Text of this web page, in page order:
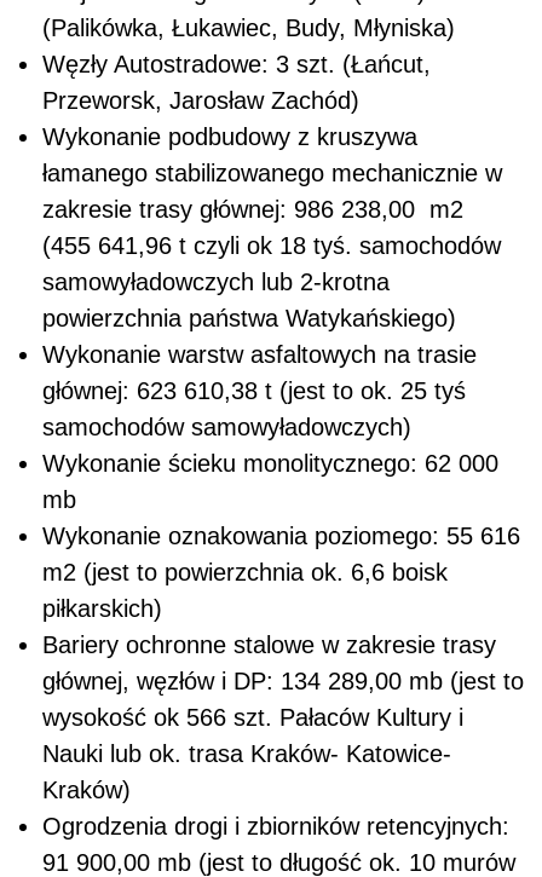
(Palikówka, Łukawiec, Budy, Młyniska)
Węzły Autostradowe: 3 szt. (Łańcut,
Przeworsk, Jarosław Zachód)
Wykonanie podbudowy z kruszywa
łamanego stabilizowanego mechanicznie w
zakresie trasy głównej: 986 238,00 m2
(455 641,96 t czyli ok 18 tyś. samochodów
samowyładowczych lub 2-krotna
powierzchnia państwa Watykańskiego)
Wykonanie warstw asfaltowych na trasie
głównej: 623 610,38 t (jest to ok. 25 tyś
samochodów samowyładowczych)
Wykonanie ścieku monolitycznego: 62 000
mb
Wykonanie oznakowania poziomego: 55 616
m2 (jest to powierzchnia ok. 6,6 boisk
piłkarskich)
Bariery ochronne stalowe w zakresie trasy
głównej, węzłów i DP: 134 289,00 mb (jest to
wysokość ok 566 szt. Pałaców Kultury i
Nauki lub ok. trasa Kraków- Katowice-
Kraków)
Ogrodzenia drogi i zbiorników retencyjnych:
91 900,00 mb (jest to długość ok. 10 murów